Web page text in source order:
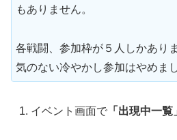
もありません。
各戦闘、参加枠が５人しかあり
気のない冷やかし参加はやめま
イベント画面で 「出現中一覧